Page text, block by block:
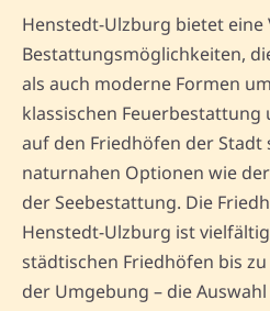
Henstedt-Ulzburg bietet eine
Bestattungsmöglichkeiten,
als auch moderne Formen
klassischen
auf den Friedhöfen der Stadt
naturnahen Optionen wie
der Seebestattung. Die
Henstedt-Ulzburg ist
städtischen Friedhöfen bis
der Umgebung – die